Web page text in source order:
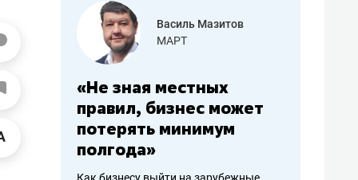
работа
Василь Мазитов
МАРТ
«Не зная местных
правил, бизнес может
потерять минимум
полгода»